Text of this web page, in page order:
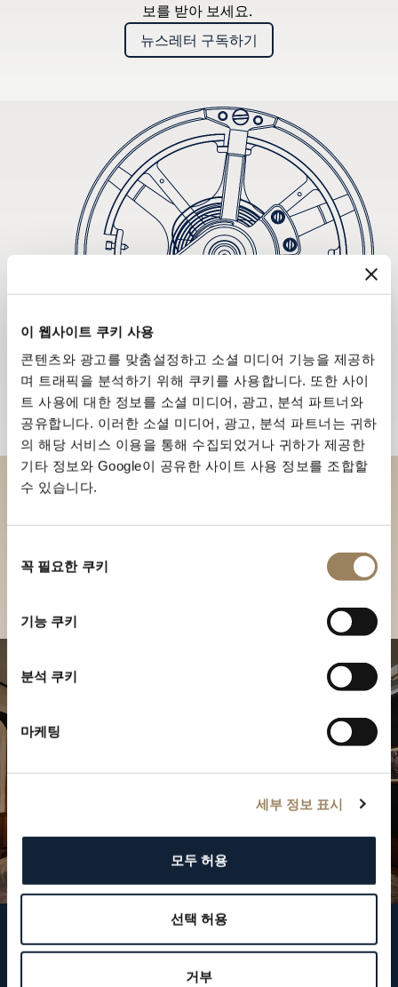
이 웹사이트 쿠키 사용
콘텐츠와 광고를 맞춤설정하고 소셜 미디어 기능을 제공하
며 트래픽을 분석하기 위해 쿠키를 사용합니다. 또한 사이
트 사용에 대한 정보를 소셜 미디어, 광고, 분석 파트너와
공유합니다. 이러한 소셜 미디어, 광고, 분석 파트너는 귀하
의 해당 서비스 이용을 통해 수집되었거나 귀하가 제공한
기타 정보와 Google이 공유한 사이트 사용 정보를 조합할
수 있습니다.
꼭 필요한 쿠키
기능 쿠키
분석 쿠키
마케팅
세부 정보 표시
모두 허용
선택 허용
거부
보를 받아 보세요.
뉴스레터 구독하기
브레게 팔로우하기